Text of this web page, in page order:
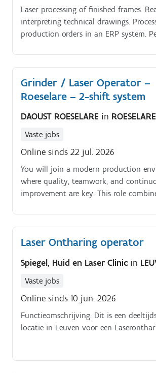
Laser processing of finished frames.
interpreting technical drawings.
production orders in an ERP system.
brushes, etc.).
Grinder / Laser Operator –
Roeselare – 2-shift system
DAOUST ROESELARE in ROESELARE
Vaste jobs
Online sinds 22 jul. 2026
You will join a modern production
where quality, teamwork, and
improvement are key. This role
deburring aluminum profiles based on
drawings.
Laser Ontharing operator
Spiegel, Huid en Laser Clinic in
Vaste jobs
Online sinds 10 jun. 2026
Functieomschrijving. Dit is een
locatie in Leuven voor een